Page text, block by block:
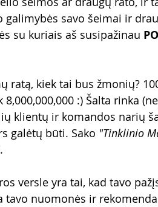
savo šeimai ir
su kuriais aš susipažinau
kiek tai bus žmonių?
:) Šalta rinka
klientų ir komandos narių
galėtų būti. Sako "Tinklinio
.
versle yra tai, kad tavo
nuomonės ir